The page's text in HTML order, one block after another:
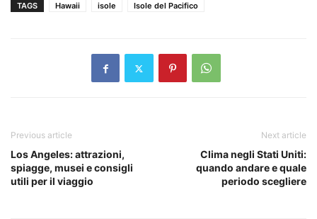
TAGS Hawaii isole Isole del Pacifico
Previous article
Los Angeles: attrazioni,
spiagge, musei e consigli
utili per il viaggio
Next article
Clima negli Stati Uniti:
quando andare e quale
periodo scegliere